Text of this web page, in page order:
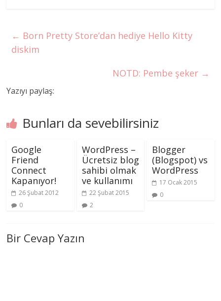
← Born Pretty Store’dan hediye Hello Kitty
diskim
NOTD: Pembe şeker →
Yazıyı paylaş:
Bunları da sevebilirsiniz
Google
Friend
Connect
Kapanıyor!
26 Şubat 2012
0
WordPress –
Ücretsiz blog
sahibi olmak
ve kullanımı
22 Şubat 2015
2
Blogger
(Blogspot) vs
WordPress
17 Ocak 2015
0
Bir Cevap Yazın